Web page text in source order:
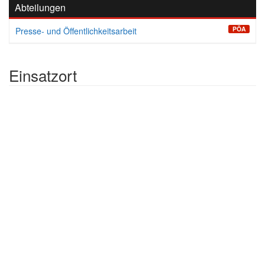
Abteilungen
Presse- und Öffentlichkeitsarbeit PÖA
Einsatzort